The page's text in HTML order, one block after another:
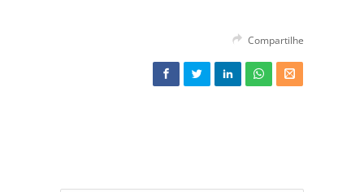
Compartilhe